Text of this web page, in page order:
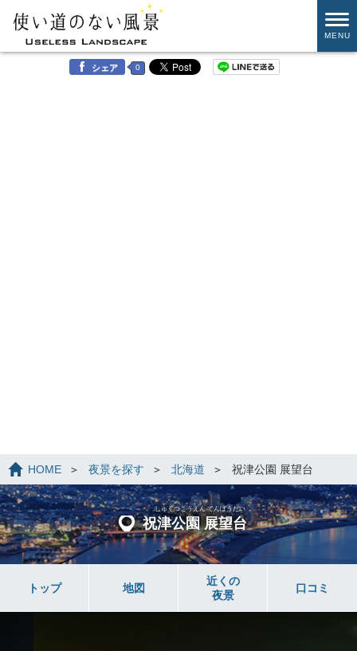
MENU
シェア 0
HOME 夜景を探す 北海道 祝津公園 展望台
祝津公園 展望台
しゅくつこうえん てんぼうだい
トップ 地図
近くの
夜景
口コミ